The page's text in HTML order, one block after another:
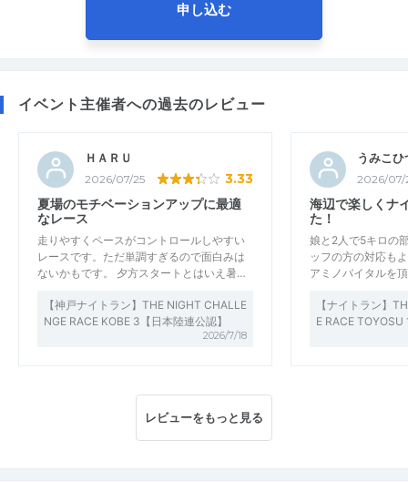
申し込む
イベント主催者への過去のレビュー
ＨＡＲＵ
2026/07/25 3.33
夏場のモチベーションアップに最適
なレース
走りやすくペースがコントロールしやすい
レースです。ただ単調すぎるので面白みは
ないかもです。 夕方スタートとはいえ暑…
【神戸ナイトラン】THE NIGHT CHALLE
NGE RACE KOBE 3【日本陸連公認】
2026/7/18
うみこひ
2026/07/
海辺で楽しくナ
た！
娘と2人で5キロの
ッフの方の対応も
アミノバイタルを
【ナイトラン】
E RACE
レビューをもっと見る